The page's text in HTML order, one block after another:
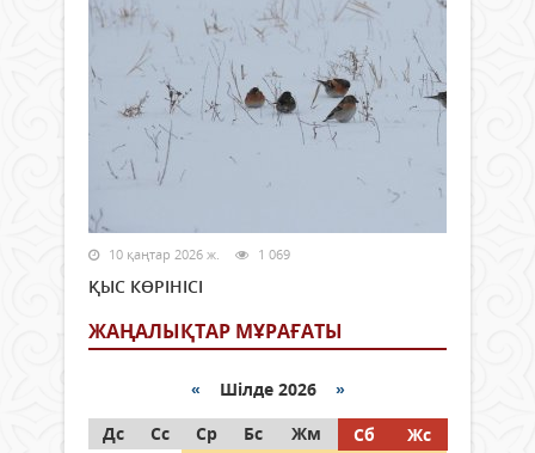
10 қаңтар 2026 ж. 1 069
ҚЫС КӨРІНІСІ
ЖАҢАЛЫҚТАР МҰРАҒАТЫ
« Шілде 2026 »
Дс
Сс Ср Бс Жм Сб
Жс